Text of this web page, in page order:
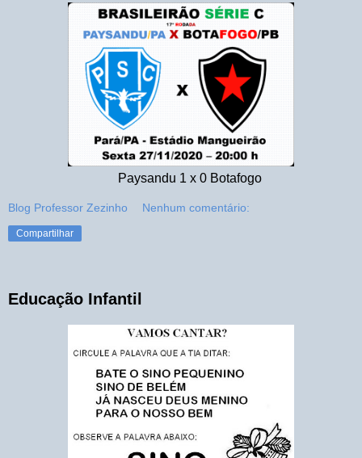
Paysandu 1 x 0 Botafogo
Blog Professor Zezinho Nenhum comentário:
Compartilhar
Educação Infantil